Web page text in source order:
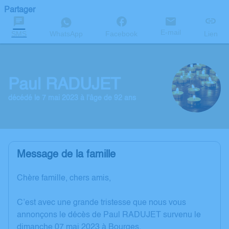
Partager
SMS WhatsApp Facebook E-mail Lien
Paul RADUJET
décédé le 7 mai 2023 à l'âge de 92 ans
Message de la famille
Chère famille, chers amis,
C’est avec une grande tristesse que nous vous
annonçons le décès de Paul RADUJET survenu le